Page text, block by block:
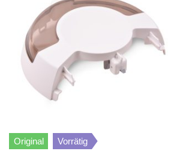
GH80610012B
AL80000012C
Tefal
Original Vorrätig